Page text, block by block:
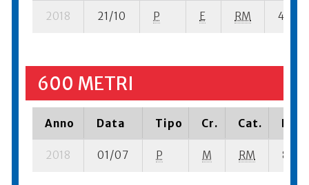
2018 21/10 P E RM 4 se-
600 METRI
Anno Data Tipo Cr. Cat.
2018 01/07 P M RM 8 se-